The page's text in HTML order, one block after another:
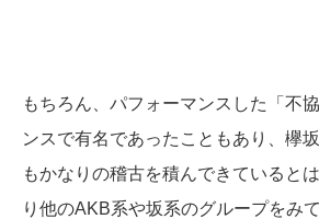
もちろん、パフォーマンスした「不
ンスで有名であったこともあり、欅
もかなりの稽古を積んできていると
り他のAKB系や坂系のグループをみ